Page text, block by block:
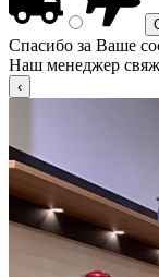
Спасибо за Ваше
Наш менеджер